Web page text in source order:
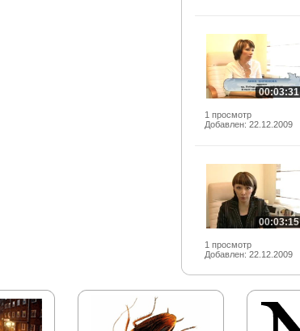
00:03:31
1 просмотр
Добавлен: 22.12.2009
00:03:15
1 просмотр
Добавлен: 22.12.2009